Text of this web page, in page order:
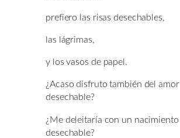
prefiero las risas desechables,
las lágrimas,
y los vasos de papel.
¿Acaso disfruto también del amor
desechable?
¿Me deleitaría con un nacimiento
desechable?